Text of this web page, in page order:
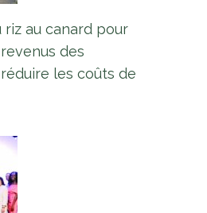
riz au canard pour
des
les coûts de